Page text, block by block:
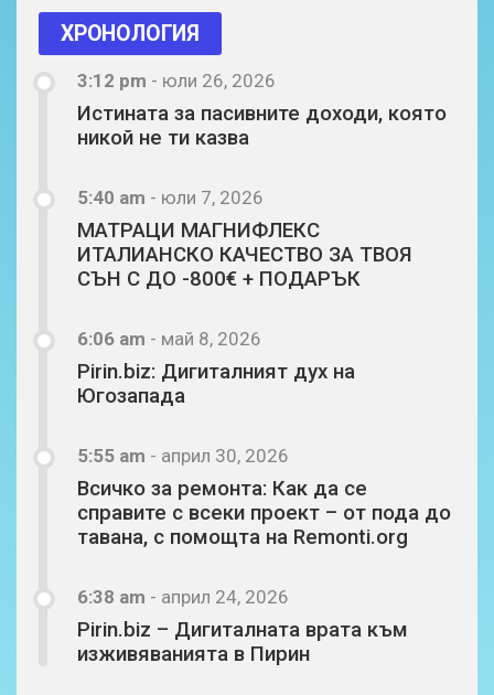
ХРОНОЛОГИЯ
3:12 pm - юли 26, 2026
Истината за пасивните доходи, която
никой не ти казва
5:40 am - юли 7, 2026
МАТРАЦИ МАГНИФЛЕКС
ИТАЛИАНСКО КАЧЕСТВО ЗА ТВОЯ
СЪН С ДО -800€ + ПОДАРЪК
6:06 am - май 8, 2026
Pirin.biz: Дигиталният дух на
Югозапада
5:55 am - април 30, 2026
Всичко за ремонта: Как да се
справите с всеки проект – от пода до
тавана, с помощта на Remonti.org
6:38 am - април 24, 2026
Pirin.biz – Дигиталната врата към
изживяванията в Пирин